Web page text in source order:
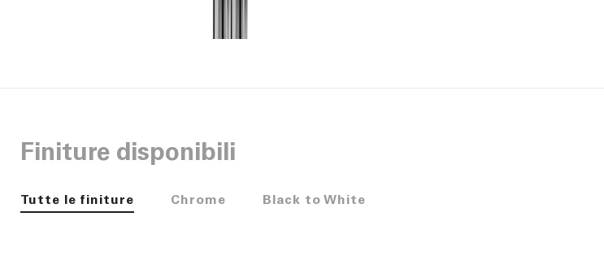
Finiture disponibili
Tutte le finiture Chrome Black to White